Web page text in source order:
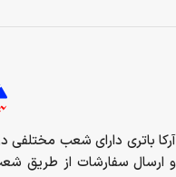
آرکا باتری دارای شعب
و ارسال سفارشات از طریق